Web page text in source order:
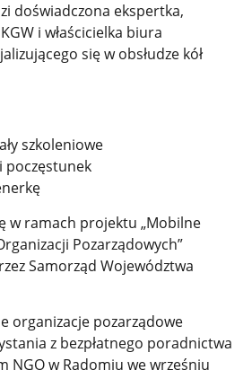
doświadczona ekspertka,
i właścicielka biura
się w obsłudze kół
szkoleniowe
poczęstunek
w ramach projektu „Mobilne
Pozarządowych”
Samorząd Województwa
organizacje pozarządowe
z bezpłatnego poradnictwa
NGO w Radomiu we wrześniu